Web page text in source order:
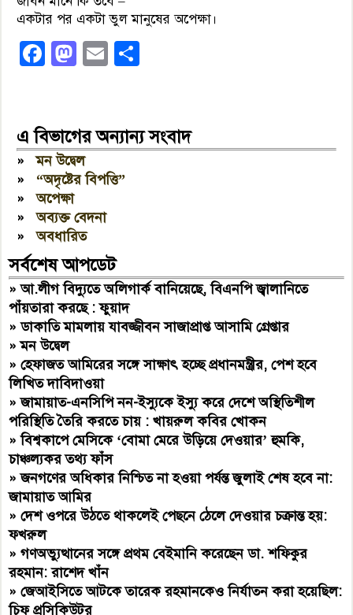
একটার পর একটা ভুল মানুষের অপেক্ষা।
Facebook
Mastodon
Email
এ বিভাগের অন্যান্য সংবাদ
»মন উদ্বেল
» “অদৃষ্টের বিপত্তি”
»অপেক্ষা
»অব্যক্ত বেদনা
»অবধারিত
সর্বশেষ আপডেট
»আ.লীগ বিদ্যুতে অলিগার্ক বানিয়েছে, বিএনপি জ্বালানিতে
পাঁয়তারা করছে : ফুয়াদ
»ডাকাতি মামলায় যাবজ্জীবন সাজাপ্রাপ্ত আসামি গ্রেপ্তার
»মন উদ্বেল
»হেফাজত আমিরের সঙ্গে সাক্ষাৎ হচ্ছে প্রধানমন্ত্রীর, পেশ হবে
লিখিত দাবিদাওয়া
»জামায়াত-এনসিপি নন-ইস্যুকে ইস্যু করে দেশে অস্থিতিশীল
পরিস্থিতি তৈরি করতে চায় : খায়রুল কবির খোকন
»বিশ্বকাপে মেসিকে ‘বোমা মেরে উড়িয়ে দেওয়ার’ হুমকি,
চাঞ্চল্যকর তথ্য ফাঁস
»জনগণের অধিকার নিশ্চিত না হওয়া পর্যন্ত জুলাই শেষ হবে না:
জামায়াত আমির
»দেশ ওপরে উঠতে থাকলেই পেছনে ঠেলে দেওয়ার চক্রান্ত হয়:
ফখরুল
»গণঅভ্যুত্থানের সঙ্গে প্রথম বেইমানি করেছেন ডা. শফিকুর
রহমান: রাশেদ খাঁন
»জেআইসিতে আটকে তারেক রহমানকেও নির্যাতন করা হয়েছিল:
চিফ প্রসিকিউটর